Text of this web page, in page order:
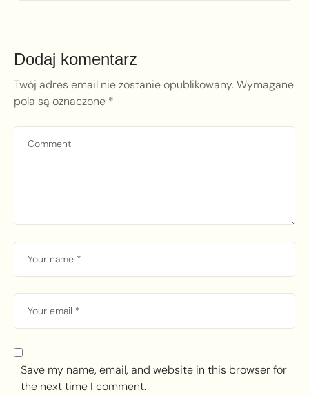
Dodaj komentarz
Twój adres email nie zostanie opublikowany.Wymagane
pola są oznaczone *
Save my name, email, and website in this browser for
the next time I comment.